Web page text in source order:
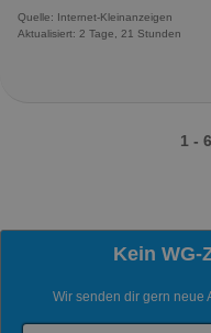
Quelle: Internet-Kleinanzeigen
Aktualisiert: 2 Tage, 21 Stunden
1 -
Kein WG-
Wir senden dir gern neue